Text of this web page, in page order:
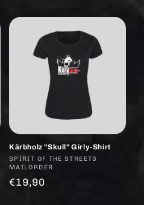
Kärbholz "Skull" Girly-Shirt
Anbieter:
SPIRIT OF THE STREETS
MAILORDER
Normaler
€19,90